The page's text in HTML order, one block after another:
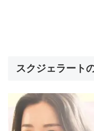
スクジェラート